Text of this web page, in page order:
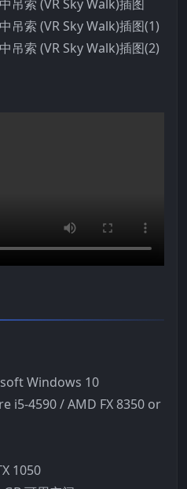
Windows 10
i5-4590 / AMD FX 8350 or
1050